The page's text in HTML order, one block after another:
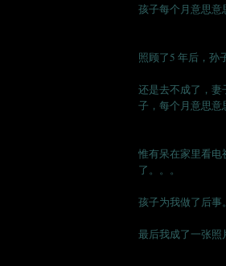
孩子每个月意思意
照顾了5 年后，孙
还是去不成了，
子，每个月意思
惟有呆在家里看
了。。。
孩子为我做了后事
最后我成了一张照